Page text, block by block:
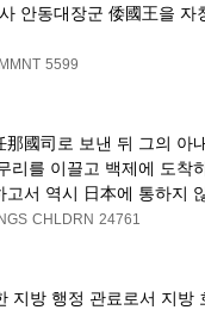
사 안동대장군 倭國王을
5599
那國司로 보낸 뒤 그의 아
리를 이끌고 백제에 도착
고서 역시 日本에 통하지
CHLDRN 24761
지방 행정 관료로서 지